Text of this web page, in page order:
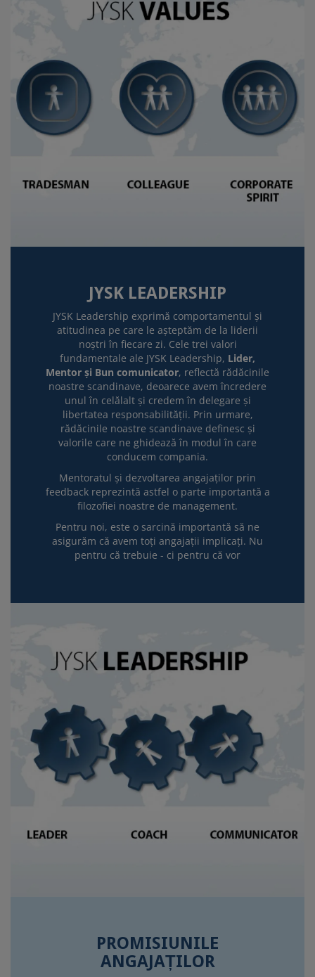
JYSK LEADERSHIP
JYSK Leadership exprimă comportamentul și
atitudinea pe care le așteptăm de la liderii
noștri în fiecare zi. Cele trei valori
fundamentale ale JYSK Leadership, Lider,
Mentor și Bun comunicator, reflectă rădăcinile
noastre scandinave, deoarece avem încredere
unul în celălalt și credem în delegare și
libertatea responsabilității. Prin urmare,
rădăcinile noastre scandinave definesc și
valorile care ne ghidează în modul în care
conducem compania.
Mentoratul și dezvoltarea angajaților prin
feedback reprezintă astfel o parte importantă a
filozofiei noastre de management.
Pentru noi, este o sarcină importantă să ne
asigurăm că avem toți angajații implicați. Nu
pentru că trebuie - ci pentru că vor
PROMISIUNILE
ANGAJAȚILOR